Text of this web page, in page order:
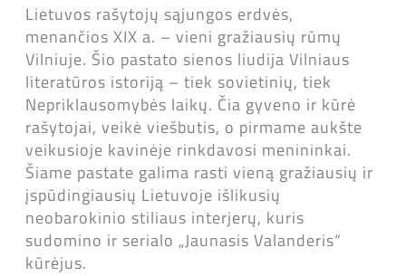
Lietuvos rašytojų sąjungos erdvės,
menančios XIX a. – vieni gražiausių rūmų
Vilniuje. Šio pastato sienos liudija Vilniaus
literatūros istoriją – tiek sovietinių, tiek
Nepriklausomybės laikų. Čia gyveno ir kūrė
rašytojai, veikė viešbutis, o pirmame aukšte
veikusioje kavinėje rinkdavosi menininkai.
Šiame pastate galima rasti vieną gražiausių ir
įspūdingiausių Lietuvoje išlikusių
neobarokinio stiliaus interjerų, kuris
sudomino ir serialo „Jaunasis Valanderis“
kūrėjus.